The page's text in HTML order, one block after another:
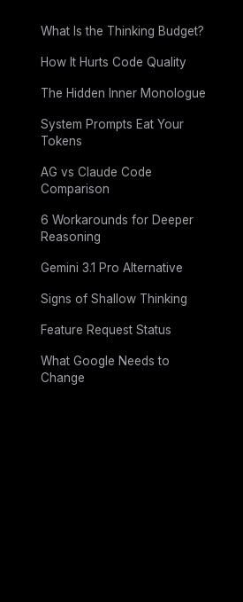
What Is the Thinking Budget?
How It Hurts Code Quality
The Hidden Inner Monologue
System Prompts Eat Your
Tokens
AG vs Claude Code
Comparison
6 Workarounds for Deeper
Reasoning
Gemini 3.1 Pro Alternative
Signs of Shallow Thinking
Feature Request Status
What Google Needs to
Change